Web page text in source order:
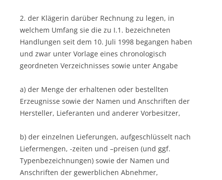
2. der Klägerin darüber Rechnung zu legen, in
welchem Umfang sie die zu I.1. bezeichneten
Handlungen seit dem 10. Juli 1998 begangen haben
und zwar unter Vorlage eines chronologisch
geordneten Verzeichnisses sowie unter Angabe
a) der Menge der erhaltenen oder bestellten
Erzeugnisse sowie der Namen und Anschriften der
Hersteller, Lieferanten und anderer Vorbesitzer,
b) der einzelnen Lieferungen, aufgeschlüsselt nach
Liefermengen, -zeiten und –preisen (und ggf.
Typenbezeichnungen) sowie der Namen und
Anschriften der gewerblichen Abnehmer,